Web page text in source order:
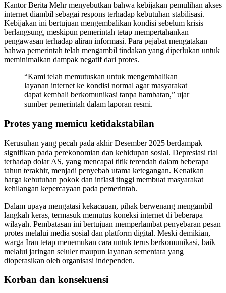
Kantor Berita Mehr menyebutkan bahwa kebijakan pemulihan akses
internet diambil sebagai respons terhadap kebutuhan stabilisasi.
Kebijakan ini bertujuan mengembalikan kondisi sebelum krisis
berlangsung, meskipun pemerintah tetap mempertahankan
pengawasan terhadap aliran informasi. Para pejabat mengatakan
bahwa pemerintah telah mengambil tindakan yang diperlukan untuk
meminimalkan dampak negatif dari protes.
“Kami telah memutuskan untuk mengembalikan
layanan internet ke kondisi normal agar masyarakat
dapat kembali berkomunikasi tanpa hambatan,” ujar
sumber pemerintah dalam laporan resmi.
Protes yang memicu ketidakstabilan
Kerusuhan yang pecah pada akhir Desember 2025 berdampak
signifikan pada perekonomian dan kehidupan sosial. Depresiasi rial
terhadap dolar AS, yang mencapai titik terendah dalam beberapa
tahun terakhir, menjadi penyebab utama ketegangan. Kenaikan
harga kebutuhan pokok dan inflasi tinggi membuat masyarakat
kehilangan kepercayaan pada pemerintah.
Dalam upaya mengatasi kekacauan, pihak berwenang mengambil
langkah keras, termasuk memutus koneksi internet di beberapa
wilayah. Pembatasan ini bertujuan memperlambat penyebaran pesan
protes melalui media sosial dan platform digital. Meski demikian,
warga Iran tetap menemukan cara untuk terus berkomunikasi, baik
melalui jaringan seluler maupun layanan sementara yang
dioperasikan oleh organisasi independen.
Korban dan konsekuensi